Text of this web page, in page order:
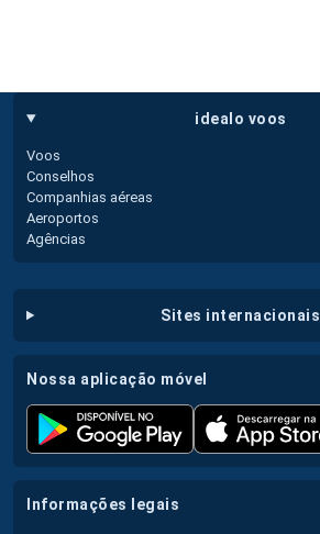
idealo voos
Voos
Conselhos
Companhias aéreas
Aeroportos
Agências
sites internacionais
nossa aplicação móvel
informações legais